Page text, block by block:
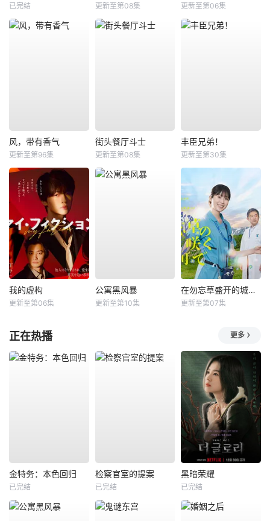
已完结 更新至第08集 更新至第06集
风，带有香气
更新至第96集
街头餐厅斗士
更新至第08集
丰臣兄弟！
更新至第30集
我的虚构
更新至第06集
公寓黑风暴
更新至第10集
在勿忘草盛开的城镇 ～安昙野诊疗记～
更新至第07集
正在热播 更多
金特务：本色回归
已完结
检察官室的提案
已完结
黑暗荣耀
已完结